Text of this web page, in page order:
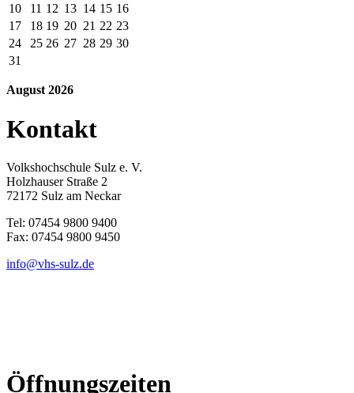
10
11 12 13 14 15 16
17
18 19 20 21 22 23
24
25 26 27 28 29 30
31
August 2026
Kontakt
Volkshochschule Sulz e. V.
Holzhauser Straße 2
72172 Sulz am Neckar
Tel: 07454 9800 9400
Fax: 07454 9800 9450
info@vhs-sulz.de
Öffnungszeiten